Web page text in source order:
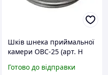
Шків шнека приймальної
камери ОВС-25 (арт. Н
Готово до відправки